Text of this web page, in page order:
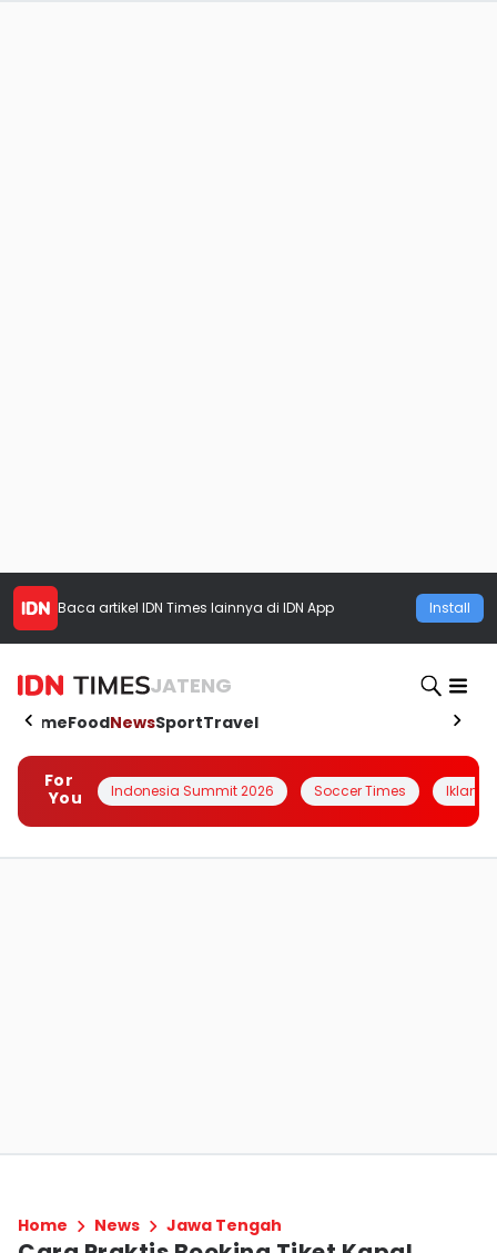
Baca artikel IDN Times lainnya di IDN App Install
JATENG
HomeFoodNewsSportTravel
For
You
Indonesia Summit 2026 Soccer Times Iklanin
Home News Jawa Tengah